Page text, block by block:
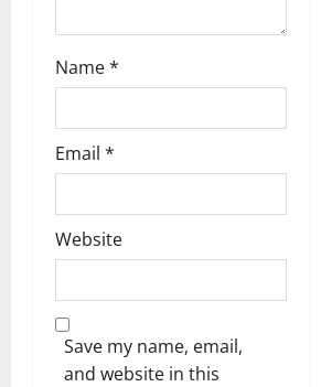
Name*
Email *
Website
Save my name, email,
and website in this